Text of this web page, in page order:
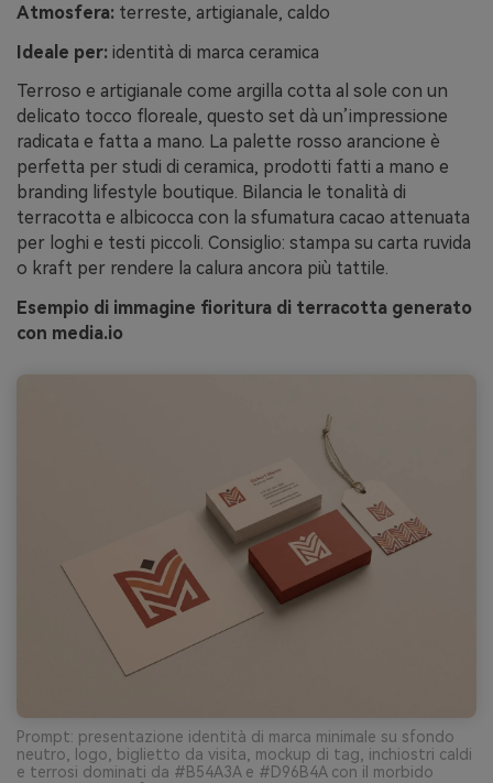
Atmosfera: terreste, artigianale, caldo
Ideale per: identità di marca ceramica
Terroso e artigianale come argilla cotta al sole con un
delicato tocco floreale, questo set dà un’impressione
radicata e fatta a mano. La palette rosso arancione è
perfetta per studi di ceramica, prodotti fatti a mano e
branding lifestyle boutique. Bilancia le tonalità di
terracotta e albicocca con la sfumatura cacao attenuata
per loghi e testi piccoli. Consiglio: stampa su carta ruvida
o kraft per rendere la calura ancora più tattile.
Esempio di immagine fioritura di terracotta generato
con media.io
Prompt: presentazione identità di marca minimale su sfondo
neutro, logo, biglietto da visita, mockup di tag, inchiostri caldi
e terrosi dominati da #B54A3A e #D96B4A con il morbido